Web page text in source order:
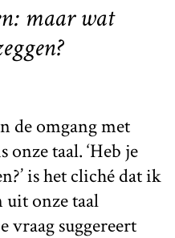
maar wat
de omgang met
taal. ‘Heb je
is het cliché dat ik
uit onze taal
vraag suggereert